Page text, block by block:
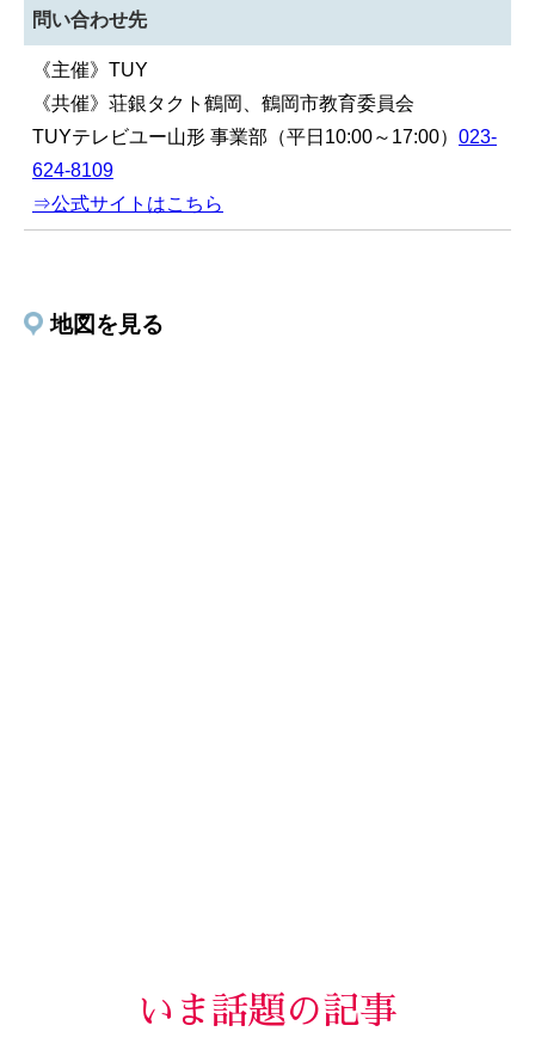
問い合わせ先
《主催》TUY
《共催》荘銀タクト鶴岡、鶴岡市教育委員会
TUYテレビユー山形 事業部（平日10:00～17:00） 023-
624-8109
⇒公式サイトはこちら
地図を見る
いま話題の記事